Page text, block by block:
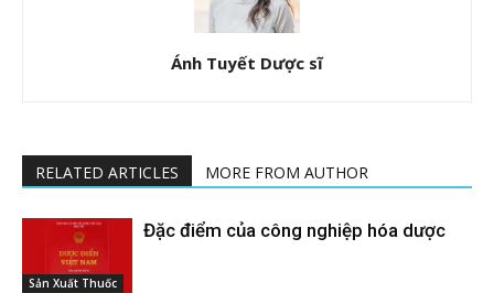
Ánh Tuyết Dược sĩ
RELATED ARTICLES MORE FROM AUTHOR
Sản Xuất Thuốc
Đặc điểm của công nghiệp hóa dược